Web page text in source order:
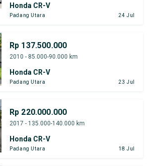
Honda CR-V
Padang Utara 24 Jul
Rp 137.500.000
2010 - 85.000-90.000 km
Honda CR-V
Padang Utara 23 Jul
Rp 220.000.000
2017 - 135.000-140.000 km
Honda CR-V
Padang Utara 18 Jul